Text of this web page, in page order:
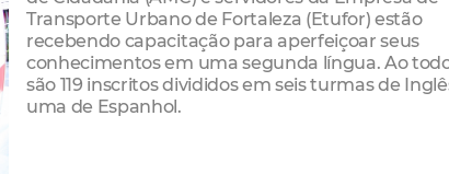
Transporte Urbano de Fortaleza (Etufor) estão
recebendo capacitação para aperfeiçoar seus
conhecimentos em uma segunda língua. Ao
são 119 inscritos divididos em seis turmas de
uma de Espanhol.